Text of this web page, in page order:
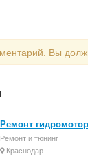
Вы
Ремонт
Ремонт и тюнинг
Краснодар